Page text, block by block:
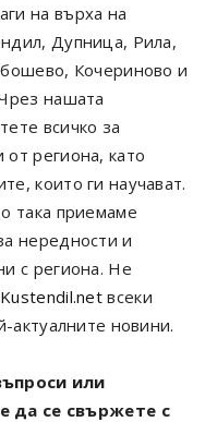
на върха на
Дупница, Рила,
Кочериново и
нашата
всичко за
региона, като
които ги научават.
така приемаме
нередности и
с региона. Не
всеки
актуалните новини.
или
да се свържете с